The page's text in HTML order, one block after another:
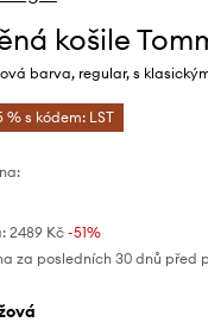
košile
barva, regular, s
% s kódem: LST
2489 Kč-51%
za posledních 30 dnů před